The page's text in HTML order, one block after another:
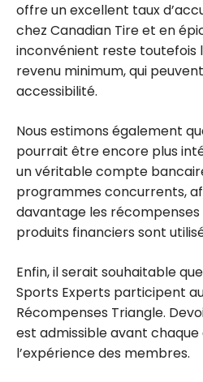
offre un excellent taux
chez Canadian Tire et en
inconvénient reste toutefois
revenu minimum, qui
accessibilité.
Nous estimons également
pourrait être encore plus
un véritable compte
programmes concurrents,
davantage les récompenses
produits financiers sont
Enfin, il serait souhaitable
Sports Experts participent
Récompenses Triangle.
est admissible avant
l’expérience des membres.